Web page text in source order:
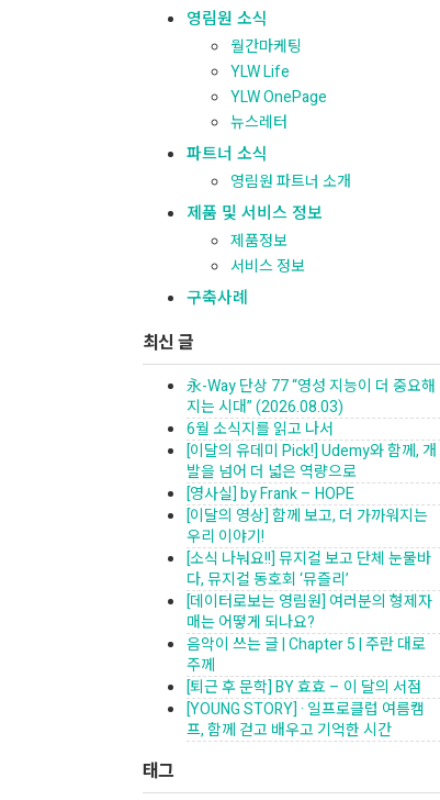
영림원 소식
월간마케팅
YLW Life
YLW OnePage
뉴스레터
파트너 소식
영림원 파트너 소개
제품 및 서비스 정보
제품정보
서비스 정보
구축사례
최신 글
永-Way 단상 77 “영성 지능이 더 중요해
지는 시대” (2026.08.03)
6월 소식지를 읽고 나서
[이달의 유데미 Pick!] Udemy와 함께, 개
발을 넘어 더 넓은 역량으로
[영사실] by Frank – HOPE
[이달의 영상] 함께 보고, 더 가까워지는
우리 이야기!
[소식 나눠요!!] 뮤지컬 보고 단체 눈물바
다, 뮤지컬 동호회 ‘뮤즐리’
[데이터로보는 영림원] 여러분의 형제자
매는 어떻게 되나요?
음악이 쓰는 글 | Chapter 5 | 주란 대로
주께
[퇴근 후 문학] BY 효효 – 이 달의 서점
[YOUNG STORY] · 일프로클럽 여름캠
프, 함께 걷고 배우고 기억한 시간
태그